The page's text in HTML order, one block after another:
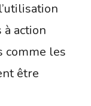
à action
comme les
être